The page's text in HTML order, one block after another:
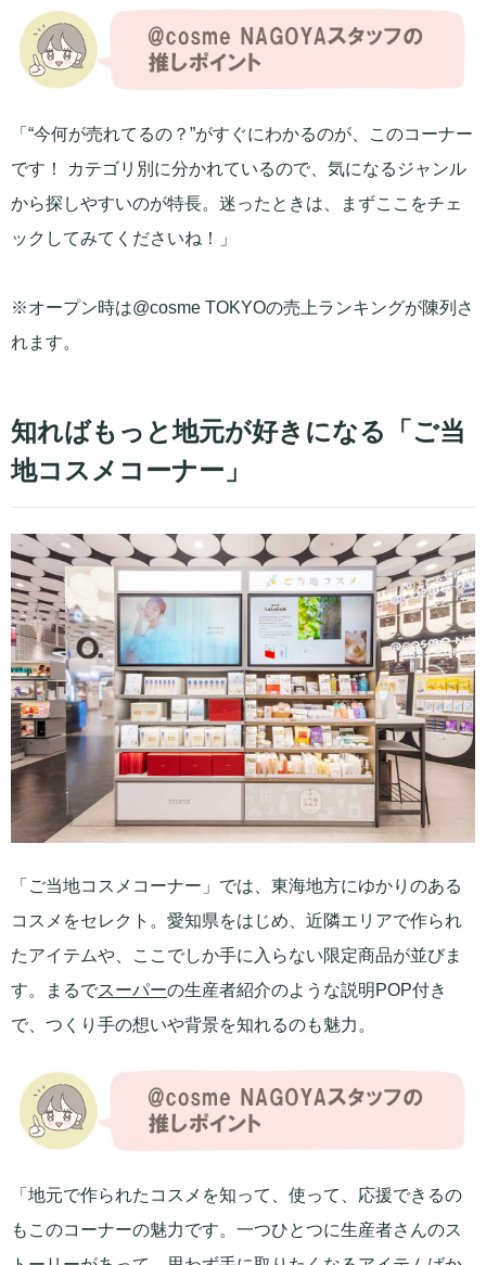
「“今何が売れてるの？”がすぐにわかるのが、このコーナー
です！ カテゴリ別に分かれているので、気になるジャンル
から探しやすいのが特長。迷ったときは、まずここをチェ
ックしてみてくださいね！」
※オープン時は@cosme TOKYOの売上ランキングが陳列さ
れます。
知ればもっと地元が好きになる「ご当
地コスメコーナー」
「ご当地コスメコーナー」では、東海地方にゆかりのある
コスメをセレクト。愛知県をはじめ、近隣エリアで作られ
たアイテムや、ここでしか手に入らない限定商品が並びま
す。まるでスーパーの生産者紹介のような説明POP付き
で、つくり手の想いや背景を知れるのも魅力。
「地元で作られたコスメを知って、使って、応援できるの
もこのコーナーの魅力です。一つひとつに生産者さんのス